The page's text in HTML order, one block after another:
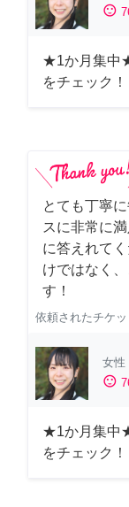
sentiment_satisfied
★1か月集中
をチェック！
とても丁寧
スに非常に
に答えれて
けではなく
す！
依頼されたチケッ
女性
sentiment_satisfied
★1か月集中
をチェック！